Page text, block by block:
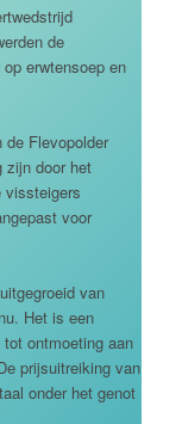
de
erwtensoep en
de Flevopolder
zijn door het
vissteigers
voor
van
Het is een
ontmoeting aan
prijsuitreiking van
onder het genot